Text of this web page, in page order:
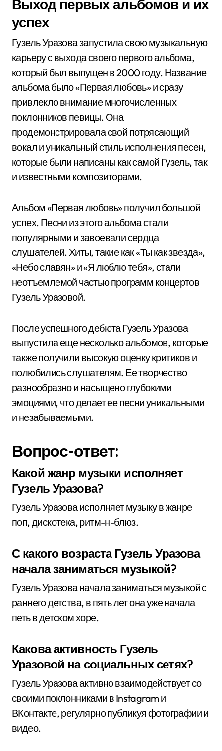
Выход первых альбомов и их
успех
Гузель Уразова запустила свою музыкальную
карьеру с выхода своего первого альбома,
который был выпущен в 2000 году. Название
альбома было «Первая любовь» и сразу
привлекло внимание многочисленных
поклонников певицы. Она
продемонстрировала свой потрясающий
вокал и уникальный стиль исполнения песен,
которые были написаны как самой Гузель, так
и известными композиторами.
Альбом «Первая любовь» получил большой
успех. Песни из этого альбома стали
популярными и завоевали сердца
слушателей. Хиты, такие как «Ты как звезда»,
«Небо славян» и «Я люблю тебя», стали
неотъемлемой частью программ концертов
Гузель Уразовой.
После успешного дебюта Гузель Уразова
выпустила еще несколько альбомов, которые
также получили высокую оценку критиков и
полюбились слушателям. Ее творчество
разнообразно и насыщено глубокими
эмоциями, что делает ее песни уникальными
и незабываемыми.
Вопрос-ответ:
Какой жанр музыки исполняет
Гузель Уразова?
Гузель Уразова исполняет музыку в жанре
поп, дискотека, ритм-н-блюз.
С какого возраста Гузель Уразова
начала заниматься музыкой?
Гузель Уразова начала заниматься музыкой с
раннего детства, в пять лет она уже начала
петь в детском хоре.
Какова активность Гузель
Уразовой на социальных сетях?
Гузель Уразова активно взаимодействует со
своими поклонниками в Instagram и
ВКонтакте, регулярно публикуя фотографии и
видео.